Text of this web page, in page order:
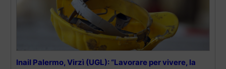
Inail Palermo, Virzì (UGL): “Lavorare per vivere, la